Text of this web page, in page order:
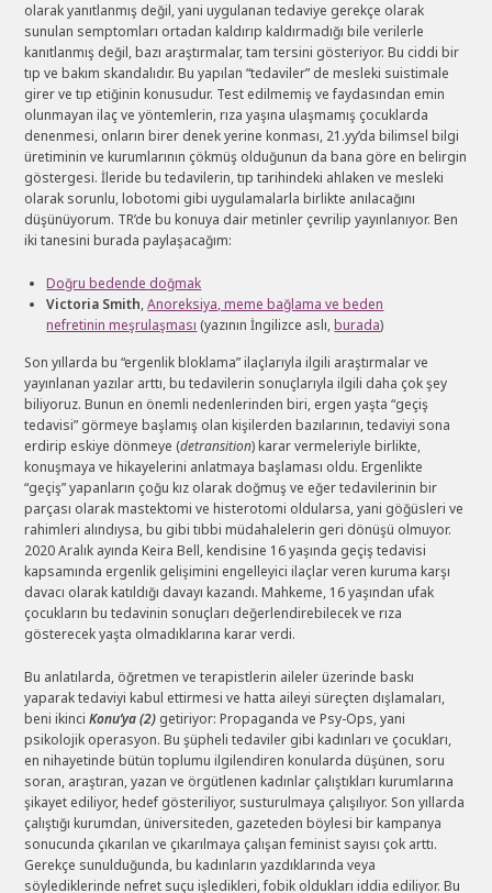
olarak yanıtlanmış değil, yani uygulanan tedaviye gerekçe olarak
sunulan semptomları ortadan kaldırıp kaldırmadığı bile verilerle
kanıtlanmış değil, bazı araştırmalar, tam tersini gösteriyor. Bu ciddi bir
tıp ve bakım skandalıdır. Bu yapılan “tedaviler” de mesleki suistimale
girer ve tıp etiğinin konusudur. Test edilmemiş ve faydasından emin
olunmayan ilaç ve yöntemlerin, rıza yaşına ulaşmamış çocuklarda
denenmesi, onların birer denek yerine konması, 21.yy’da bilimsel bilgi
üretiminin ve kurumlarının çökmüş olduğunun da bana göre en belirgin
göstergesi. İleride bu tedavilerin, tıp tarihindeki ahlaken ve mesleki
olarak sorunlu, lobotomi gibi uygulamalarla birlikte anılacağını
düşünüyorum. TR’de bu konuya dair metinler çevrilip yayınlanıyor. Ben
iki tanesini burada paylaşacağım:
Doğru bedende doğmak
Victoria Smith,Anoreksiya, meme bağlama ve beden
nefretinin meşrulaşması (yazının İngilizce aslı,burada)
Son yıllarda bu “ergenlik bloklama” ilaçlarıyla ilgili araştırmalar ve
yayınlanan yazılar arttı, bu tedavilerin sonuçlarıyla ilgili daha çok şey
biliyoruz. Bunun en önemli nedenlerinden biri, ergen yaşta “geçiş
tedavisi” görmeye başlamış olan kişilerden bazılarının, tedaviyi sona
erdirip eskiye dönmeye (detransition) karar vermeleriyle birlikte,
konuşmaya ve hikayelerini anlatmaya başlaması oldu. Ergenlikte
“geçiş” yapanların çoğu kız olarak doğmuş ve eğer tedavilerinin bir
parçası olarak mastektomi ve histerotomi oldularsa, yani göğüsleri ve
rahimleri alındıysa, bu gibi tıbbi müdahalelerin geri dönüşü olmuyor.
2020 Aralık ayında Keira Bell, kendisine 16 yaşında geçiş tedavisi
kapsamında ergenlik gelişimini engelleyici ilaçlar veren kuruma karşı
davacı olarak katıldığı davayı kazandı. Mahkeme, 16 yaşından ufak
çocukların bu tedavinin sonuçları değerlendirebilecek ve rıza
gösterecek yaşta olmadıklarına karar verdi.
Bu anlatılarda, öğretmen ve terapistlerin aileler üzerinde baskı
yaparak tedaviyi kabul ettirmesi ve hatta aileyi süreçten dışlamaları,
beni ikinciKonu’ya (2) getiriyor: Propaganda ve Psy-Ops, yani
psikolojik operasyon. Bu şüpheli tedaviler gibi kadınları ve çocukları,
en nihayetinde bütün toplumu ilgilendiren konularda düşünen, soru
soran, araştıran, yazan ve örgütlenen kadınlar çalıştıkları kurumlarına
şikayet ediliyor, hedef gösteriliyor, susturulmaya çalışılıyor. Son yıllarda
çalıştığı kurumdan, üniversiteden, gazeteden böylesi bir kampanya
sonucunda çıkarılan ve çıkarılmaya çalışan feminist sayısı çok arttı.
Gerekçe sunulduğunda, bu kadınların yazdıklarında veya
söylediklerinde nefret suçu işledikleri, fobik oldukları iddia ediliyor. Bu